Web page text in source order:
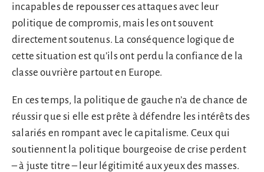
incapables de repousser ces attaques avec leur
politique de compromis, mais les ont souvent
directement soutenus. La conséquence logique de
cette situation est qu’ils ont perdu la confiance de la
classe ouvrière partout en Europe.
En ces temps, la politique de gauche n’a de chance de
réussir que si elle est prête à défendre les intérêts des
salariés en rompant avec le capitalisme. Ceux qui
soutiennent la politique bourgeoise de crise perdent
– à juste titre – leur légitimité aux yeux des masses.